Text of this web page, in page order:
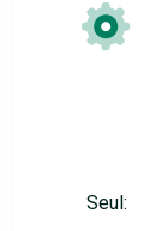
Seul: